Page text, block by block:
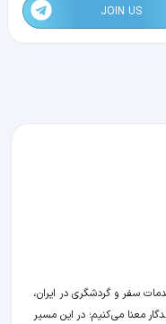
JOIN US
سفر و گردشگری در ایران،
معنا می‌کنیم؛ در این مسیر‍